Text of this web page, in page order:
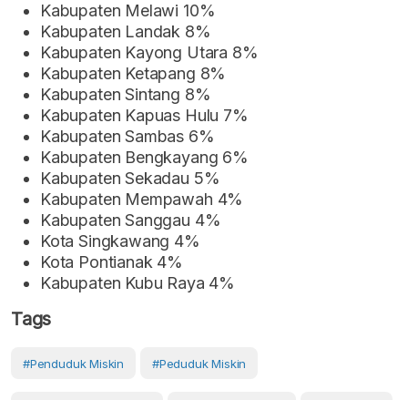
Kabupaten Melawi 10%
Kabupaten Landak 8%
Kabupaten Kayong Utara 8%
Kabupaten Ketapang 8%
Kabupaten Sintang 8%
Kabupaten Kapuas Hulu 7%
Kabupaten Sambas 6%
Kabupaten Bengkayang 6%
Kabupaten Sekadau 5%
Kabupaten Mempawah 4%
Kabupaten Sanggau 4%
Kota Singkawang 4%
Kota Pontianak 4%
Kabupaten Kubu Raya 4%
Tags
#Penduduk Miskin #Peduduk Miskin